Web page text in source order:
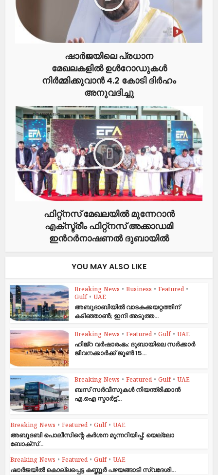
ഷാര്‍ജയിലെ പ്രധാന
മേഖലകളിൽ ഉള്‍റോഡുകള്‍
നിര്‍മ്മിക്കുവാൻ 4.2 കോടി ദിര്‍ഹം
അനുവദിച്ചു
ഫിറ്റ്നസ് മേഖലയിൽ മുന്നേറാൻ
എക്സ്ട്രീം ഫിറ്റ്നസ് അക്കാഡമി
ഇന്‍റർനാഷണൽ ദുബായിൽ
YOU MAY ALSO LIKE
Breaking News • Business • Featured •
Gulf • UAE
അബുദാബിയിൽ വാടകക്കയറ്റത്തിന്
കടിഞ്ഞാൺ; ഇനി അടുത്ത...
Breaking News • Featured • Gulf • UAE
ഹിജ്‌റ വർഷാരംഭം: ദുബായിലെ സർക്കാർ
ജീവനക്കാർക്ക് ജൂൺ 15...
Breaking News • Featured • Gulf • UAE
ബസ് സർവീസുകൾ നിയന്ത്രിക്കാൻ
എ.ഐ സ്മാർട്ട്...
Breaking News • Featured • Gulf • UAE
അബൂദബി പൊലീസിന്റെ കർശന മുന്നറിയിപ്പ്; യെല്ലോ
ബോക്സ്...
Breaking News • Featured • Gulf • UAE
ഷാര്‍ജയില്‍ കൊല്ലപ്പെട്ട കണ്ണൂര്‍ പഴയങ്ങാടി സ്വദേശി...